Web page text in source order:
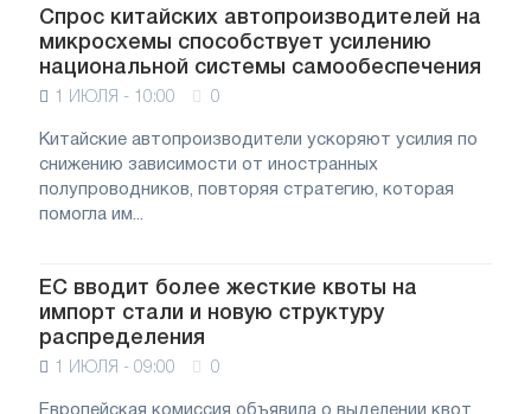
Спрос китайских автопроизводителей на
микросхемы способствует усилению
национальной системы самообеспечения
1 ИЮЛЯ - 10:00 0
Китайские автопроизводители ускоряют усилия по
снижению зависимости от иностранных
полупроводников, повторяя стратегию, которая
помогла им...
ЕС вводит более жесткие квоты на
импорт стали и новую структуру
распределения
1 ИЮЛЯ - 09:00 0
Европейская комиссия объявила о выделении квот